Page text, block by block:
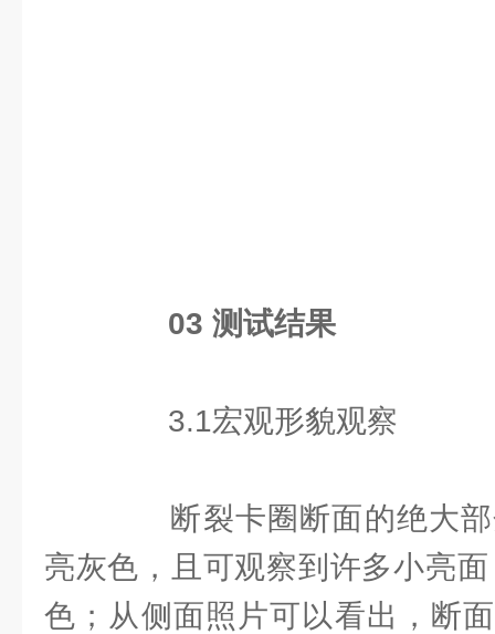
03 测试结果
3.1宏观形貌观察
断裂卡圈断面的绝大部
亮灰色，且可观察到许多小亮
色；从侧面照片可以看出，断